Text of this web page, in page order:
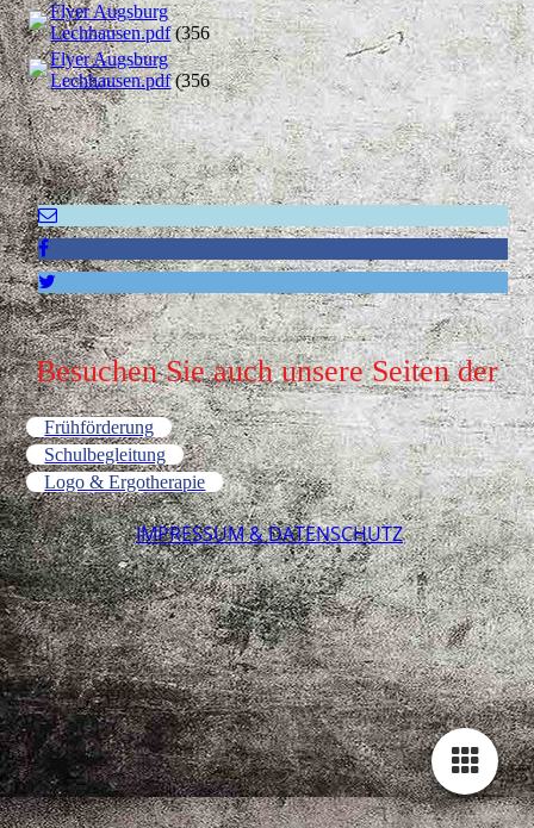
Flyer Augsburg
Lechhausen.pdf(356.46KB)
Flyer Augsburg
Lechhausen.pdf(356.46KB)
Besuchen Sie auch unsere Seiten der
Frühförderung
Schulbegleitung
Logo & Ergotherapie
IMPRESSUM & DATENSCHUTZ